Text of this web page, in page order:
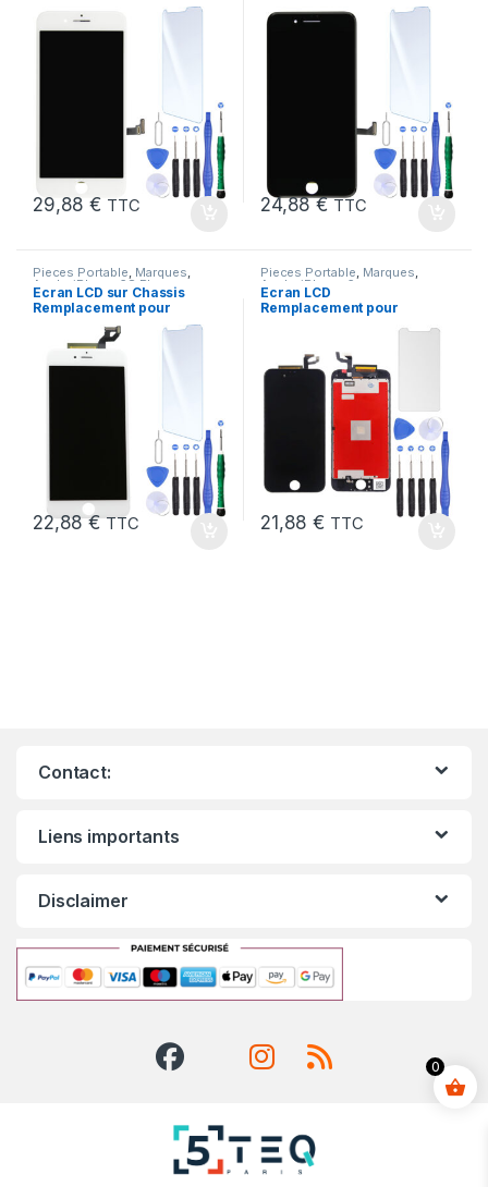
KIT Outils
29,88€ TTC 24,88€ TTC
Pieces Portable, Marques,
Apple iPhone 6S Plus
Ecran LCD sur Chassis
Remplacement pour
iPhone 6S Plus Blanc
22,88€ TTC
Pieces Portable, Marques,
Apple iPhone 6s
Ecran LCD
Remplacement pour
21,88€ TTC
Contact:
Liens importants
Disclaimer
0